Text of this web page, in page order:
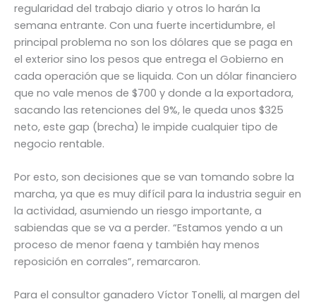
regularidad del trabajo diario y otros lo harán la
semana entrante. Con una fuerte incertidumbre, el
principal problema no son los dólares que se paga en
el exterior sino los pesos que entrega el Gobierno en
cada operación que se liquida. Con un dólar financiero
que no vale menos de $700 y donde a la exportadora,
sacando las retenciones del 9%, le queda unos $325
neto, este gap (brecha) le impide cualquier tipo de
negocio rentable.
Por esto, son decisiones que se van tomando sobre la
marcha, ya que es muy difícil para la industria seguir en
la actividad, asumiendo un riesgo importante, a
sabiendas que se va a perder. “Estamos yendo a un
proceso de menor faena y también hay menos
reposición en corrales”, remarcaron.
Para el consultor ganadero Víctor Tonelli, al margen del